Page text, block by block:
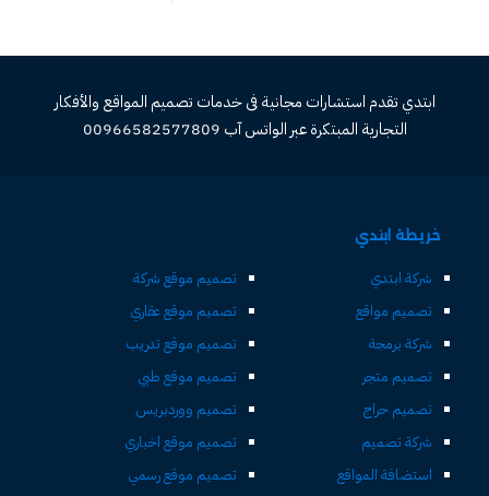
ابتدي تقدم استشارات مجانية فى خدمات تصميم المواقع والأفكار
التجارية المبتكرة عبر الواتس آب 00966582577809
خريطة ابتدي
شركة ابتدي
تصميم مواقع
شركة برمجة
تصميم متجر
تصميم حراج
شركة تصميم
استضافة المواقع
تصميم موقع شركة
تصميم موقع عقاري
تصميم موقع تدريب
تصميم موقع طبي
تصميم ووردبريس
تصميم موقع اخباري
تصميم موقع رسمي